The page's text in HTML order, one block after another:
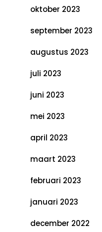
oktober 2023
september 2023
augustus 2023
juli 2023
juni 2023
mei 2023
april 2023
maart 2023
februari 2023
januari 2023
december 2022